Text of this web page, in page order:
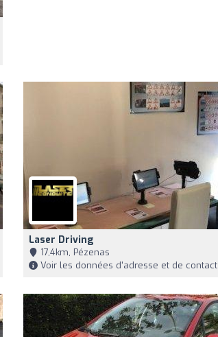
Laser Driving
17,4km, Pézenas
Voir les données d'adresse et de contact